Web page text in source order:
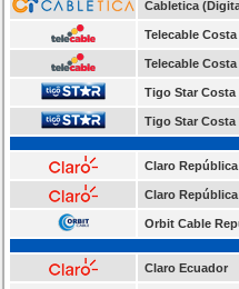
Cabletica
Telecable
Telecable
Tigo Star Costa
Tigo Star Costa
Claro
Claro
Orbit Cable
Claro Ecuador